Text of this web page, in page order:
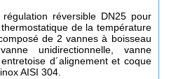
réversible DN25 pour
de la température
de 2 vannes à boisseau
unidirectionnelle, vanne
d´alignement et coque
AISI 304.